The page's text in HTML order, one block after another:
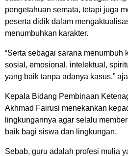
pengetahuan semata, tetapi juga
peserta didik dalam
menumbuhkan karakter.
“Serta sebagai sarana menumbuh
sosial, emosional, intelektual,
yang baik tanpa adanya kasus,”
Kepala Bidang Pembinaan
Akhmad Fairusi menekankan
lingkungannya agar selalu
baik bagi siswa dan lingkungan.
Sebab, guru adalah profesi mulia